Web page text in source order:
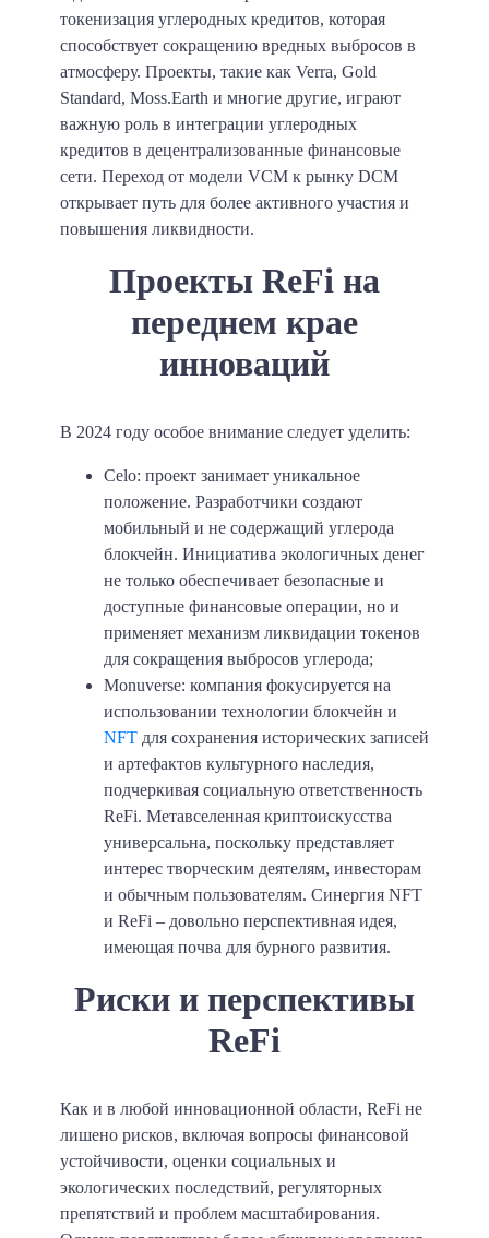
токенизация углеродных кредитов, которая
способствует сокращению вредных выбросов в
атмосферу. Проекты, такие как Verra, Gold
Standard, Moss.Earth и многие другие, играют
важную роль в интеграции углеродных
кредитов в децентрализованные финансовые
сети. Переход от модели VCM к рынку DCM
открывает путь для более активного участия и
повышения ликвидности.
Проекты ReFi на
переднем крае
инноваций
В 2024 году особое внимание следует уделить:
Celo: проект занимает уникальное
положение. Разработчики создают
мобильный и не содержащий углерода
блокчейн. Инициатива экологичных денег
не только обеспечивает безопасные и
доступные финансовые операции, но и
применяет механизм ликвидации токенов
для сокращения выбросов углерода;
Monuverse: компания фокусируется на
использовании технологии блокчейн и
NFT для сохранения исторических записей
и артефактов культурного наследия,
подчеркивая социальную ответственность
ReFi. Метавселенная криптоискусства
универсальна, поскольку представляет
интерес творческим деятелям, инвесторам
и обычным пользователям. Синергия NFT
и ReFi – довольно перспективная идея,
имеющая почва для бурного развития.
Риски и перспективы
ReFi
Как и в любой инновационной области, ReFi не
лишено рисков, включая вопросы финансовой
устойчивости, оценки социальных и
экологических последствий, регуляторных
препятствий и проблем масштабирования.